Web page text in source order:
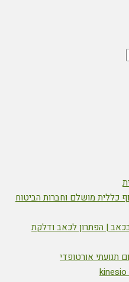
כללית מושלם וחברות הביטוח
| הפתרון לכאב ודלקת
תנועתי אורטופדי